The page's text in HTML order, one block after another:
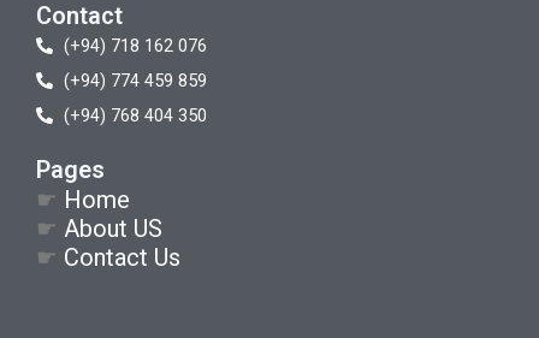
Contact
(+94) 718 162 076
(+94) 774 459 859
(+94) 768 404 350
Pages
☛ Home
☛ About US
☛ Contact Us